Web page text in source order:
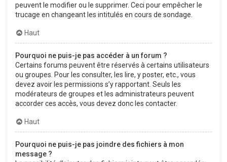
peuvent le modifier ou le supprimer. Ceci pour empêcher le
trucage en changeant les intitulés en cours de sondage.
Haut
Pourquoi ne puis-je pas accéder à un forum ?
Certains forums peuvent être réservés à certains utilisateurs
ou groupes. Pour les consulter, les lire, y poster, etc., vous
devez avoir les permissions s’y rapportant. Seuls les
modérateurs de groupes et les administrateurs peuvent
accorder ces accès, vous devez donc les contacter.
Haut
Pourquoi ne puis-je pas joindre des fichiers à mon
message ?